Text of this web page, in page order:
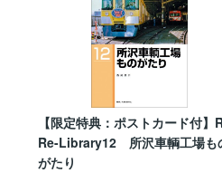
【限定特典：ポストカード付】
Re-Library12 所沢車輌工場も
がたり